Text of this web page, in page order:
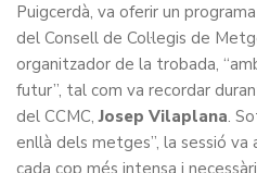
Puigcerdà, va oferir un
del Consell de Col·legis de
organitzador de la trobada,
futur”, tal com va recordar
del CCMC,Josep Vilaplana.
enllà dels metges”, la sessió va